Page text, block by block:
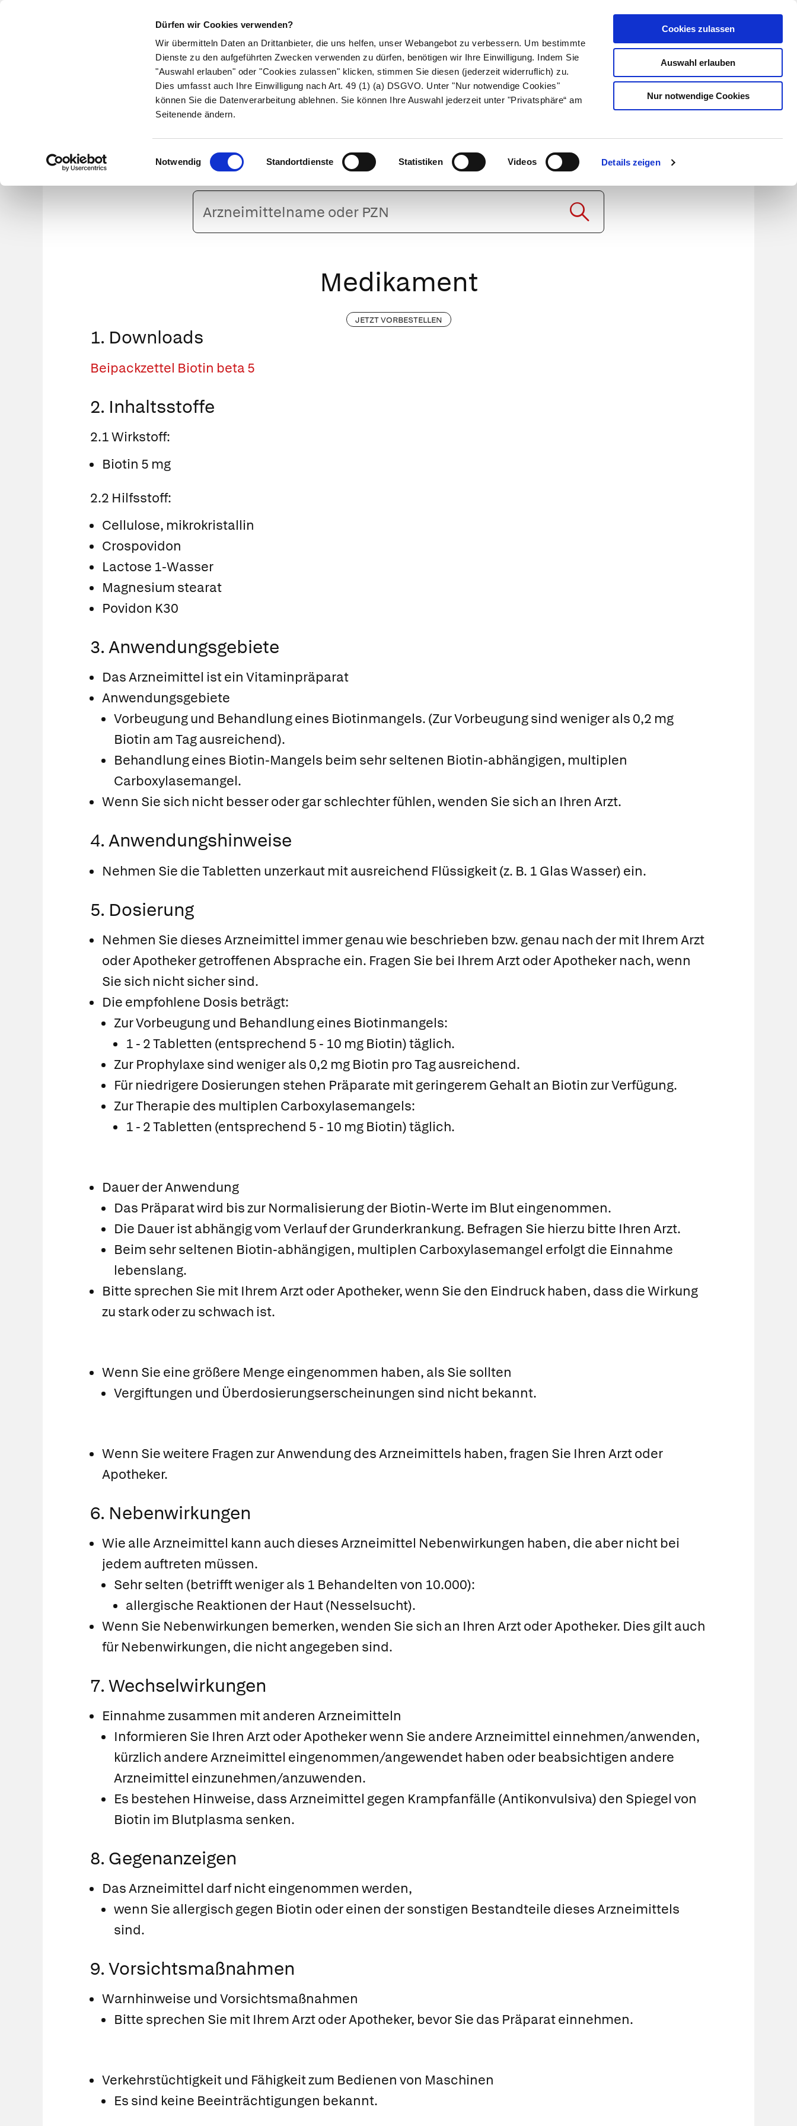
Dürfen wir Cookies verwenden?
Wir übermitteln Daten an Drittanbieter, die uns helfen, unser Webangebot zu verbessern. Um bestimmte
Dienste zu den aufgeführten Zwecken verwenden zu dürfen, benötigen wir Ihre Einwilligung. Indem Sie
"Auswahl erlauben" oder "Cookies zulassen" klicken, stimmen Sie diesen (jederzeit widerruflich) zu.
Dies umfasst auch Ihre Einwilligung nach Art. 49 (1) (a) DSGVO. Unter "Nur notwendige Cookies"
können Sie die Datenverarbeitung ablehnen. Sie können Ihre Auswahl jederzeit unter "Privatsphäre“ am
Seitenende ändern.
Einwilligungsauswahl
Notwendig Standortdienste Statistiken Videos Details zeigen
Cookies zulassen
Auswahl erlauben
Nur notwendige Cookies
Kundenlogin
Suche
Symptome Therapie Medikamente Naturheilkunde Eltern & Kind Gesund leben Über uns
Biotin beta 5
Arzneimittelname
oder
PZN
Medikament
JETZT VORBESTELLEN
1. Downloads
Beipackzettel Biotin beta 5
2. Inhaltsstoffe
2.1 Wirkstoff:
Biotin 5 mg
2.2 Hilfsstoff:
Cellulose, mikrokristallin
Crospovidon
Lactose 1-Wasser
Magnesium stearat
Povidon K30
3. Anwendungsgebiete
Das Arzneimittel ist ein Vitaminpräparat
Anwendungsgebiete
Vorbeugung und Behandlung eines Biotinmangels. (Zur Vorbeugung sind weniger als 0,2 mg
Biotin am Tag ausreichend).
Behandlung eines Biotin-Mangels beim sehr seltenen Biotin-abhängigen, multiplen
Carboxylasemangel.
Wenn Sie sich nicht besser oder gar schlechter fühlen, wenden Sie sich an Ihren Arzt.
4. Anwendungshinweise
Nehmen Sie die Tabletten unzerkaut mit ausreichend Flüssigkeit (z. B. 1 Glas Wasser) ein.
5. Dosierung
Nehmen Sie dieses Arzneimittel immer genau wie beschrieben bzw. genau nach der mit Ihrem Arzt
oder Apotheker getroffenen Absprache ein. Fragen Sie bei Ihrem Arzt oder Apotheker nach, wenn
Sie sich nicht sicher sind.
Die empfohlene Dosis beträgt:
Zur Vorbeugung und Behandlung eines Biotinmangels:
1 - 2 Tabletten (entsprechend 5 - 10 mg Biotin) täglich.
Zur Prophylaxe sind weniger als 0,2 mg Biotin pro Tag ausreichend.
Für niedrigere Dosierungen stehen Präparate mit geringerem Gehalt an Biotin zur Verfügung.
Zur Therapie des multiplen Carboxylasemangels:
1 - 2 Tabletten (entsprechend 5 - 10 mg Biotin) täglich.
Dauer der Anwendung
Das Präparat wird bis zur Normalisierung der Biotin-Werte im Blut eingenommen.
Die Dauer ist abhängig vom Verlauf der Grunderkrankung. Befragen Sie hierzu bitte Ihren Arzt.
Beim sehr seltenen Biotin-abhängigen, multiplen Carboxylasemangel erfolgt die Einnahme
lebenslang.
Bitte sprechen Sie mit Ihrem Arzt oder Apotheker, wenn Sie den Eindruck haben, dass die Wirkung
zu stark oder zu schwach ist.
Wenn Sie eine größere Menge eingenommen haben, als Sie sollten
Vergiftungen und Überdosierungserscheinungen sind nicht bekannt.
Wenn Sie weitere Fragen zur Anwendung des Arzneimittels haben, fragen Sie Ihren Arzt oder
Apotheker.
6. Nebenwirkungen
Wie alle Arzneimittel kann auch dieses Arzneimittel Nebenwirkungen haben, die aber nicht bei
jedem auftreten müssen.
Sehr selten (betrifft weniger als 1 Behandelten von 10.000):
allergische Reaktionen der Haut (Nesselsucht).
Wenn Sie Nebenwirkungen bemerken, wenden Sie sich an Ihren Arzt oder Apotheker. Dies gilt auch
für Nebenwirkungen, die nicht angegeben sind.
7. Wechselwirkungen
Einnahme zusammen mit anderen Arzneimitteln
Informieren Sie Ihren Arzt oder Apotheker wenn Sie andere Arzneimittel einnehmen/anwenden,
kürzlich andere Arzneimittel eingenommen/angewendet haben oder beabsichtigen andere
Arzneimittel einzunehmen/anzuwenden.
Es bestehen Hinweise, dass Arzneimittel gegen Krampfanfälle (Antikonvulsiva) den Spiegel von
Biotin im Blutplasma senken.
8. Gegenanzeigen
Das Arzneimittel darf nicht eingenommen werden,
wenn Sie allergisch gegen Biotin oder einen der sonstigen Bestandteile dieses Arzneimittels
sind.
9. Vorsichtsmaßnahmen
Warnhinweise und Vorsichtsmaßnahmen
Bitte sprechen Sie mit Ihrem Arzt oder Apotheker, bevor Sie das Präparat einnehmen.
Verkehrstüchtigkeit und Fähigkeit zum Bedienen von Maschinen
Es sind keine Beeinträchtigungen bekannt.